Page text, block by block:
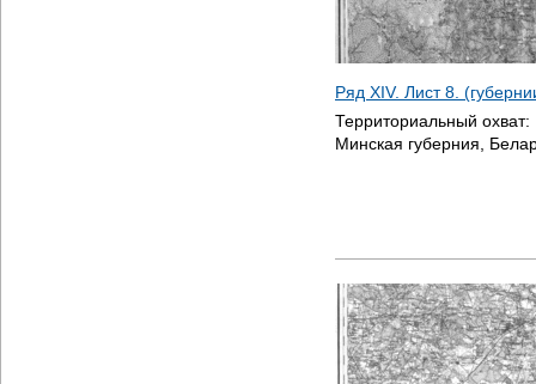
Ряд XIV. Лист 8.
Территориальный охват:
Минская губерния,